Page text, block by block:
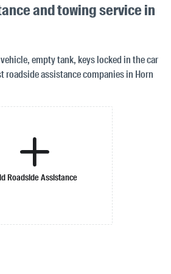
and towing service in
empty tank, keys locked in the car
roadside assistance companies in Horn
Roadside Assistance